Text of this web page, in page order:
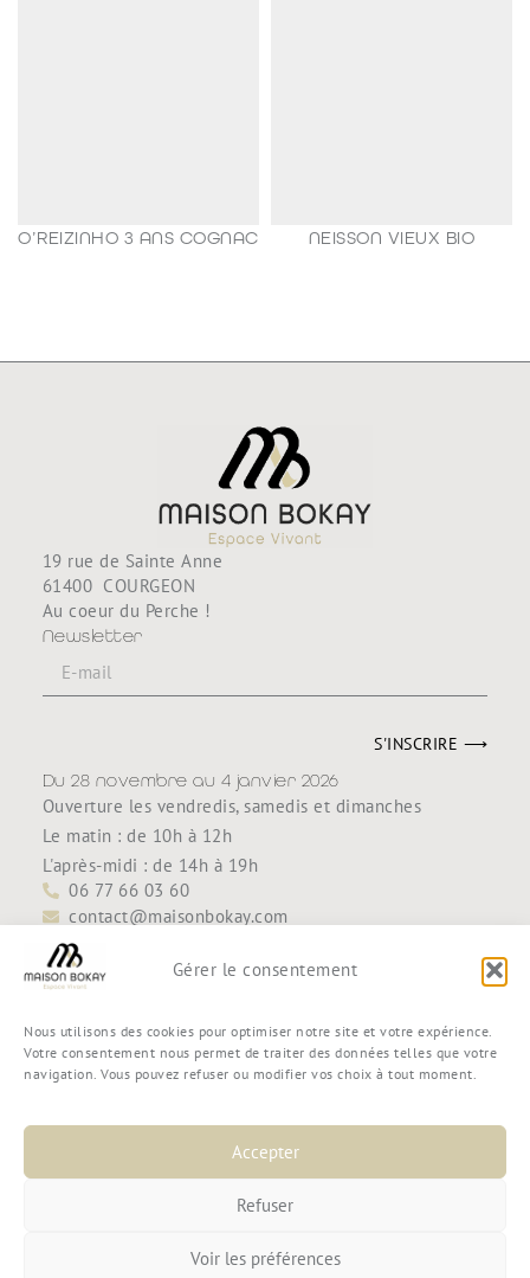
Gérer le consentement
Nous utilisons des cookies pour optimiser notre site et votre expérience.
Votre consentement nous permet de traiter des données telles que votre
navigation. Vous pouvez refuser ou modifier vos choix à tout moment.
Accepter
Refuser
Voir les préférences
O’REIZINHO 3 ANS COGNAC NEISSON VIEUX BIO
19 rue de Sainte Anne
61400 COURGEON
Au coeur du Perche !
Newsletter
S'INSCRIRE ⟶
Du 28 novembre au 4 janvier 2026
Ouverture les vendredis, samedis et dimanches
Le matin : de 10h à 12h
L'après-midi : de 14h à 19h
06 77 66 03 60
contact@maisonbokay.com
Découvrir
Accueil
Maison Bokay
Contact
Boutique
Mon compte
Conditions générales de vente